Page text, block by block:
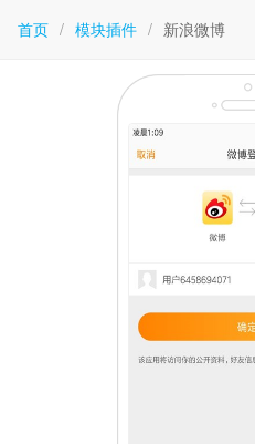
首页 / 模块插件 / 新浪微博